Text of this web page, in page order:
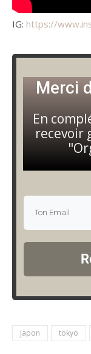
IG: https://
Merci
En
recevoir
japon tokyo